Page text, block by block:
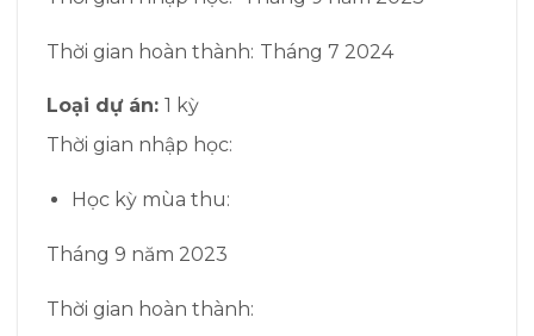
Thời gian hoàn thành: Tháng 7 2024
Loại dự án: 1 kỳ
Thời gian nhập học:
Học kỳ mùa thu:
Tháng 9 năm 2023
Thời gian hoàn thành: